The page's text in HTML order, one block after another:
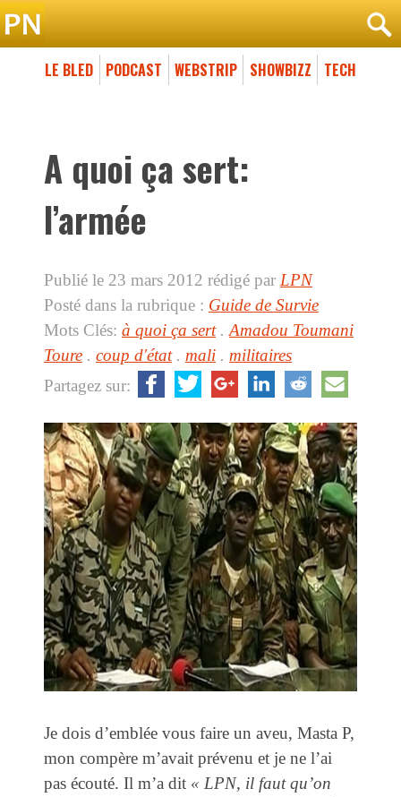
LE BLED PODCAST WEBSTRIP SHOWBIZZ TECH
A quoi ça sert:
l’armée
Publié le 23 mars 2012 rédigé par LPN
Posté dans la rubrique : Guide de Survie
Mots Clés: à quoi ça sert. Amadou Toumani
Toure . coup d'état. mali . militaires
Partagez sur:
Je dois d’emblée vous faire un aveu, Masta P,
mon compère m’avait prévenu et je ne l’ai
pas écouté. Il m’a dit « LPN, il faut qu’on